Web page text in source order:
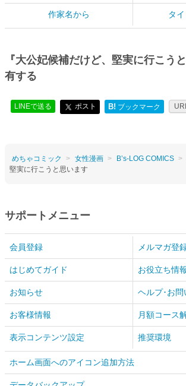
作家名から タ
『大公妃候補だけど、堅実に行こう
有する
LINEで送る ポスト B! ブックマーク
めちゃコミック 女性漫画 B’s-LOG COMICS
堅実に行こうと思います
サポートメニュー
会員登録 メルマガ登
はじめてガイド お役立ち情
お知らせ ヘルプ･お問
お客様情報 月額コース
表示コンテンツ設定 推奨環境
ホーム画面へのアイコン追加方法